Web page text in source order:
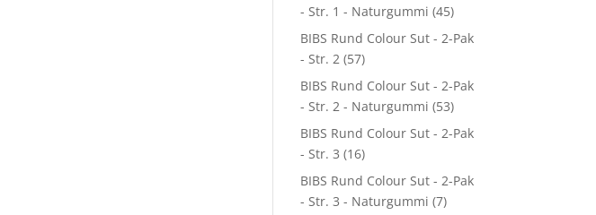
- Str. 1 - Naturgummi (45)
BIBS Rund Colour Sut - 2-Pak
- Str. 2 (57)
BIBS Rund Colour Sut - 2-Pak
- Str. 2 - Naturgummi (53)
BIBS Rund Colour Sut - 2-Pak
- Str. 3 (16)
BIBS Rund Colour Sut - 2-Pak
- Str. 3 - Naturgummi (7)